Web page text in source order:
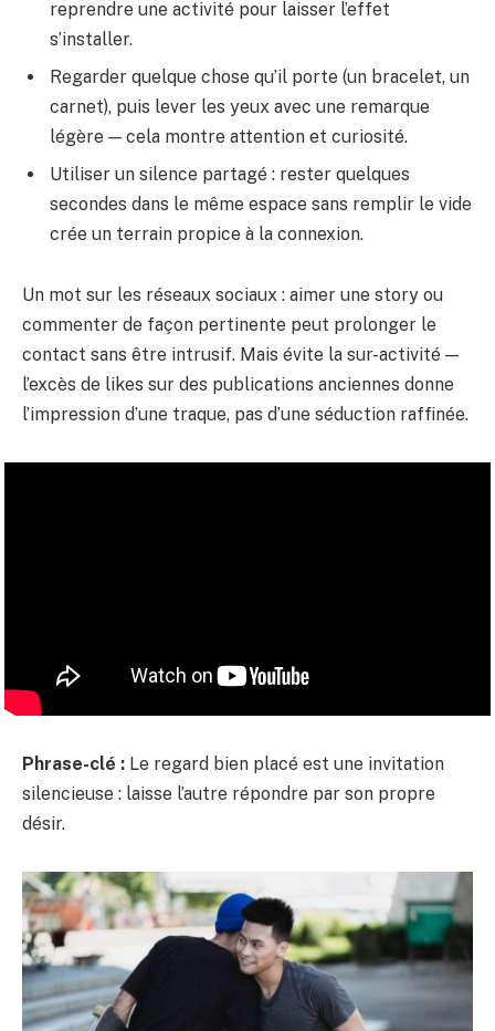
reprendre une activité pour laisser l’effet
s’installer.
Regarder quelque chose qu’il porte (un bracelet, un
carnet), puis lever les yeux avec une remarque
légère — cela montre attention et curiosité.
Utiliser un silence partagé : rester quelques
secondes dans le même espace sans remplir le vide
crée un terrain propice à la connexion.
Un mot sur les réseaux sociaux : aimer une story ou
commenter de façon pertinente peut prolonger le
contact sans être intrusif. Mais évite la sur-activité —
l’excès de likes sur des publications anciennes donne
l’impression d’une traque, pas d’une séduction raffinée.
Phrase-clé : Le regard bien placé est une invitation
silencieuse : laisse l’autre répondre par son propre
désir.